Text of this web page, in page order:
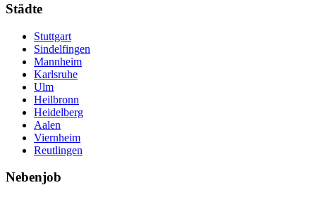
Städte
Stuttgart
Sindelfingen
Mannheim
Karlsruhe
Ulm
Heilbronn
Heidelberg
Aalen
Viernheim
Reutlingen
Nebenjob